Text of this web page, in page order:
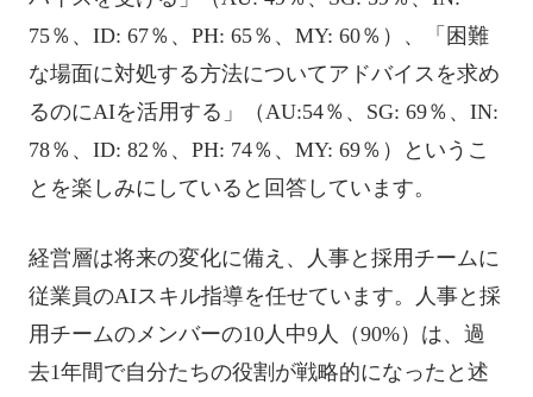
75％、ID: 67％、PH: 65％、MY: 60％）、「困難
な場面に対処する方法についてアドバイスを求め
るのにAIを活用する」（AU:54％、SG: 69％、IN:
78％、ID: 82％、PH: 74％、MY: 69％）というこ
とを楽しみにしていると回答しています。
経営層は将来の変化に備え、人事と採用チームに
従業員のAIスキル指導を任せています。人事と採
用チームのメンバーの10人中9人（90%）は、過
去1年間で自分たちの役割が戦略的になったと述